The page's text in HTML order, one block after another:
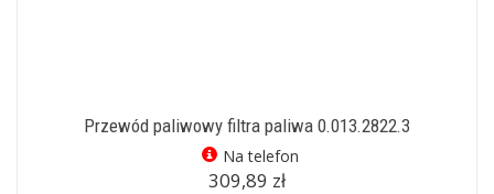
Przewód paliwowy filtra paliwa 0.013.2822.3
Na telefon
309,89 zł